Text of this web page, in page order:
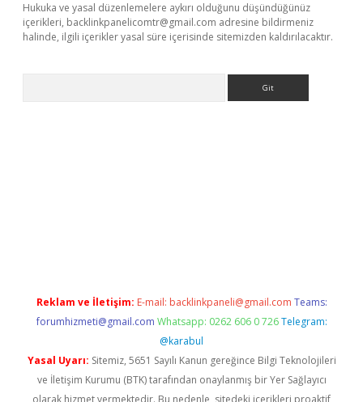
Hukuka ve yasal düzenlemelere aykırı olduğunu düşündüğünüz
içerikleri, backlinkpanelicomtr@gmail.com adresine bildirmeniz
halinde, ilgili içerikler yasal süre içerisinde sitemizden kaldırılacaktır.
Reklam ve İletişim: E-mail: backlinkpaneli@gmail.com Teams:
forumhizmeti@gmail.com Whatsapp: 0262 606 0 726 Telegram:
@karabul
Yasal Uyarı: Sitemiz, 5651 Sayılı Kanun gereğince Bilgi Teknolojileri
ve İletişim Kurumu (BTK) tarafından onaylanmış bir Yer Sağlayıcı
olarak hizmet vermektedir. Bu nedenle, sitedeki içerikleri proaktif